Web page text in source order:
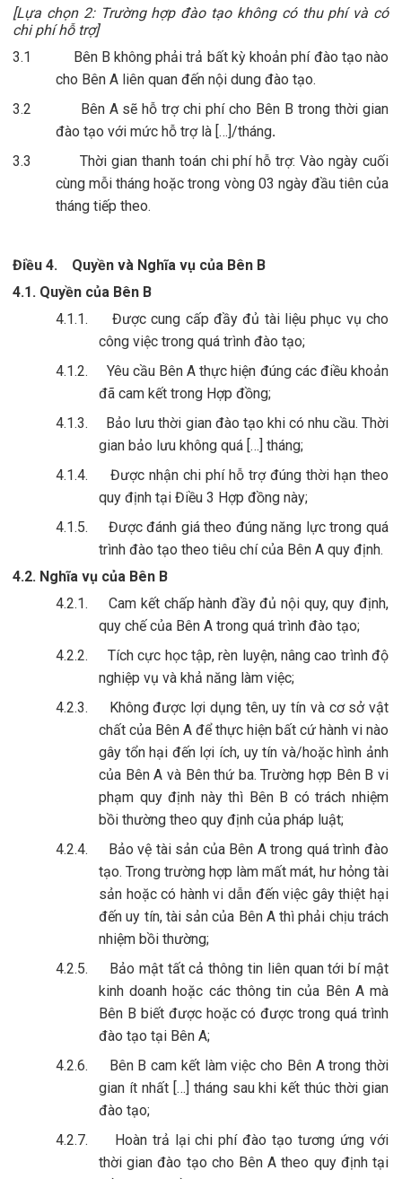
[Lựa chọn 2: Trường hợp đào tạo không có thu phí và có
chi phí hỗ trợ]
3.1
Bên B không phải trả bất kỳ khoản phí đào tạo nào
cho Bên A liên quan đến nội dung đào tạo.
3.2
Bên A sẽ hỗ trợ chi phí cho Bên B trong thời gian
đào tạo với mức hỗ trợ là […]/tháng.
3.3
Thời gian thanh toán chi phí hỗ trợ: Vào ngày cuối
cùng mỗi tháng hoặc trong vòng 03 ngày đầu tiên của
tháng tiếp theo.
Điều 4.
Quyền và Nghĩa vụ của Bên B
4.1. Quyền của Bên B
4.1.1.
Được cung cấp đầy đủ tài liệu phục vụ cho
công việc trong quá trình đào tạo;
4.1.2.
Yêu cầu Bên A thực hiện đúng các điều khoản
đã cam kết trong Hợp đồng;
4.1.3.
Bảo lưu thời gian đào tạo khi có nhu cầu. Thời
gian bảo lưu không quá […] tháng;
4.1.4.
Được nhận chi phí hỗ trợ đúng thời hạn theo
quy định tại Điều 3 Hợp đồng này;
4.1.5.
Được đánh giá theo đúng năng lực trong quá
trình đào tạo theo tiêu chí của Bên A quy định.
4.2. Nghĩa vụ của Bên B
4.2.1.
Cam kết chấp hành đầy đủ nội quy, quy định,
quy chế của Bên A trong quá trình đào tạo;
4.2.2.
Tích cực học tập, rèn luyện, nâng cao trình độ
nghiệp vụ và khả năng làm việc;
4.2.3.
Không được lợi dụng tên, uy tín và cơ sở vật
chất của Bên A để thực hiện bất cứ hành vi nào
gây tổn hại đến lợi ích, uy tín và/hoặc hình ảnh
của Bên A và Bên thứ ba. Trường hợp Bên B vi
phạm quy định này thì Bên B có trách nhiệm
bồi thường theo quy định của pháp luật;
4.2.4.
Bảo vệ tài sản của Bên A trong quá trình đào
tạo. Trong trường hợp làm mất mát, hư hỏng tài
sản hoặc có hành vi dẫn đến việc gây thiệt hại
đến uy tín, tài sản của Bên A thì phải chịu trách
nhiệm bồi thường;
4.2.5.
Bảo mật tất cả thông tin liên quan tới bí mật
kinh doanh hoặc các thông tin của Bên A mà
Bên B biết được hoặc có được trong quá trình
đào tạo tại Bên A;
4.2.6.
Bên B cam kết làm việc cho Bên A trong thời
gian ít nhất […] tháng sau khi kết thúc thời gian
đào tạo;
4.2.7.
Hoàn trả lại chi phí đào tạo tương ứng với
thời gian đào tạo cho Bên A theo quy định tại